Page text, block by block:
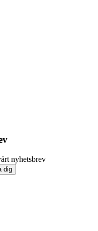
nyhetsbrev
dig